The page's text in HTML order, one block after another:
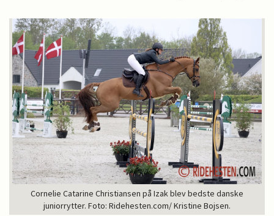
Cornelie Catarine Christiansen på Izak blev bedste danske
juniorrytter. Foto: Ridehesten.com/ Kristine Bojsen.